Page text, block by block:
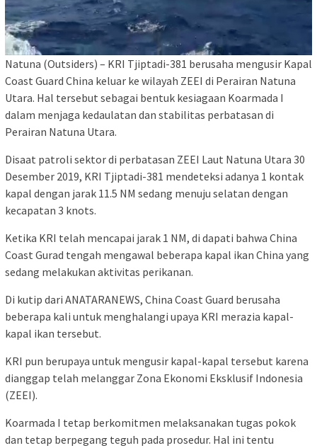
Natuna (Outsiders) – KRI Tjiptadi-381 berusaha mengusir Kapal
Coast Guard China keluar ke wilayah ZEEI di Perairan Natuna
Utara. Hal tersebut sebagai bentuk kesiagaan Koarmada I
dalam menjaga kedaulatan dan stabilitas perbatasan di
Perairan Natuna Utara.
Disaat patroli sektor di perbatasan ZEEI Laut Natuna Utara 30
Desember 2019, KRI Tjiptadi-381 mendeteksi adanya 1 kontak
kapal dengan jarak 11.5 NM sedang menuju selatan dengan
kecapatan 3 knots.
Ketika KRI telah mencapai jarak 1 NM, di dapati bahwa China
Coast Gurad tengah mengawal beberapa kapal ikan China yang
sedang melakukan aktivitas perikanan.
Di kutip dari ANATARANEWS, China Coast Guard berusaha
beberapa kali untuk menghalangi upaya KRI merazia kapal-
kapal ikan tersebut.
KRI pun berupaya untuk mengusir kapal-kapal tersebut karena
dianggap telah melanggar Zona Ekonomi Eksklusif Indonesia
(ZEEI).
Koarmada I tetap berkomitmen melaksanakan tugas pokok
dan tetap berpegang teguh pada prosedur. Hal ini tentu